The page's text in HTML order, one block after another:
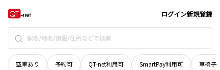
ログイン新規登録
空車あり 予約可 QT-net利用可 SmartPay利用可 車椅子
鳥取県